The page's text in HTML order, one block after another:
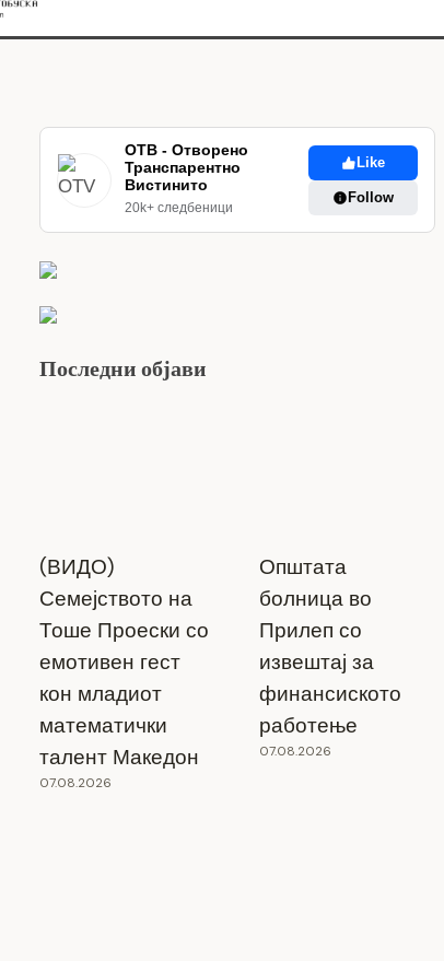
ОТВ - Отворено
Транспарентно
Вистинито
20k+ следбеници
Like
Follow
Последни објави
(ВИДО)
Семејството на
Тоше Проески со
емотивен гест
кон младиот
математички
талент Македон
07.08.2026
Општата
болница во
Прилеп со
извештај за
финансиското
работење
07.08.2026